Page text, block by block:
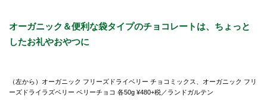
オーガニック＆便利な袋タイプのチョコレートは、ちょっと
したお礼やおやつに
（左から）オーガニック フリーズドライベリー チョコミックス、オーガニック フリ
ーズドライラズベリー ベリーチョコ 各50g ¥480+税／ランドガルテン